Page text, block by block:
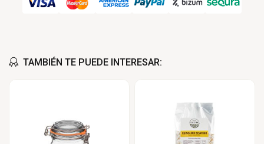
TAMBIÉN TE PUEDE INTERESAR: